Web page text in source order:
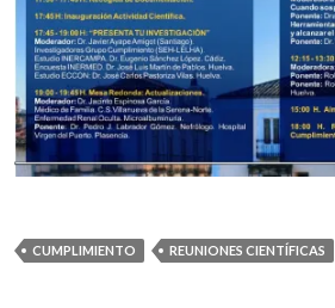
CUMPLIMIENTO REUNIONES CIENTÍFICAS